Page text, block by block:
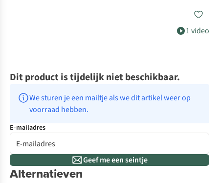
1 video
Dit product is tijdelijk niet beschikbaar.
We sturen je een mailtje als we dit artikel weer op
voorraad hebben.
E-mailadres
Geef me een seintje
Alternatieven